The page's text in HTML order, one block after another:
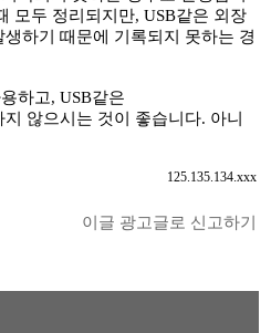
모두 정리되지만, USB같은 외장
하기 때문에 기록되지 못하는 경
하고, USB같은
않으시는 것이 좋습니다. 아니
125.135.134.xxx
이글 광고글로 신고하기